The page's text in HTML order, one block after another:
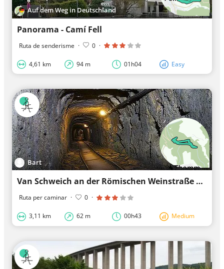
Auf dem Weg in Deutschland
Panorama - Camí Fell
Ruta de senderisme · 0 ·
4,61 km 94 m 01h04 Easy
Bart
Van Schweich an der Römischen Weinstraße Naar Schweich an der Römischen Weinstraße
Ruta per caminar · 0 ·
3,11 km 62 m 00h43 Medium